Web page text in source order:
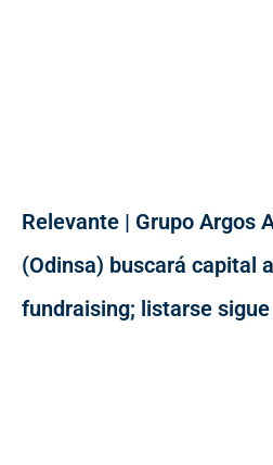
Relevante | Grupo Argos
(Odinsa) buscará capital
fundraising; listarse